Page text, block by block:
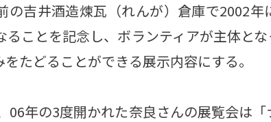
の吉井酒造煉瓦（れんが）倉庫で2002年
ることを記念し、ボランティアが主体と
たどることができる展示内容にする。
年の3度開かれた奈良さんの展覧会は「